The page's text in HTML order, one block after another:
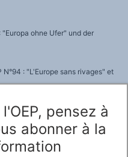
"Europa ohne Ufer" und der
: "L'Europe sans rivages" et
lebe Europa! Aber welches?
Sprache Europas ist die
Alternative
pensez à
abonner à la